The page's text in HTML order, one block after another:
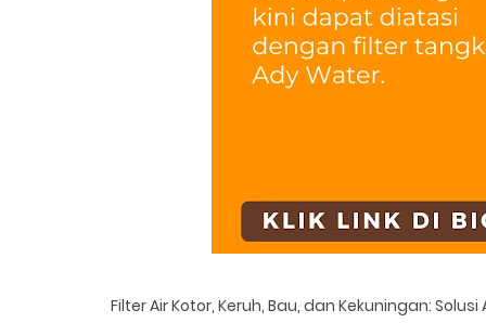
Filter Air Kotor, Keruh, Bau, dan Kekuningan: